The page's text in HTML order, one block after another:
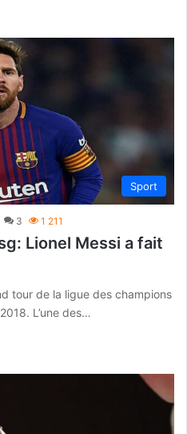
Sport
3 1 211
Lionel Messi a fait
tour de la ligue des champions
L’une des…